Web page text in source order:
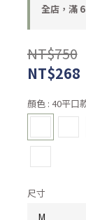
全店，滿
NT$750
NT$268
顏色 : 40平口
尺寸